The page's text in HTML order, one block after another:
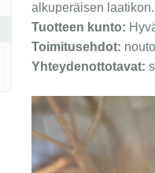
alkuperäisen laatikon.
Tuotteen kunto:
Toimitusehdot:
Yhteydenottotavat: